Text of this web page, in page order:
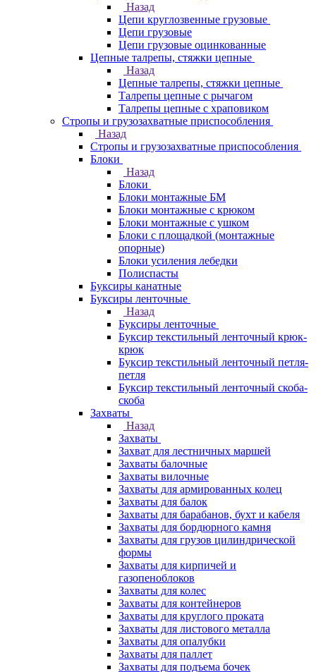
Назад
Цепи круглозвенные грузовые
Цепи грузовые
Цепи грузовые оцинкованные
Цепные талрепы, стяжки цепные
Назад
Цепные талрепы, стяжки цепные
Талрепы цепные с рычагом
Талрепы цепные с храповиком
Стропы и грузозахватные приспособления
Назад
Стропы и грузозахватные приспособления
Блоки
Назад
Блоки
Блоки монтажные БМ
Блоки монтажные с крюком
Блоки монтажные с ушком
Блоки с площадкой (монтажные
опорные)
Блоки усиления лебедки
Полиспасты
Буксиры канатные
Буксиры ленточные
Назад
Буксиры ленточные
Буксир текстильный ленточный крюк-
крюк
Буксир текстильный ленточный петля-
петля
Буксир текстильный ленточный скоба-
скоба
Захваты
Назад
Захваты
Захват для лестничных маршей
Захваты балочные
Захваты вилочные
Захваты для армированных колец
Захваты для балок
Захваты для барабанов, бухт и кабеля
Захваты для бордюрного камня
Захваты для грузов цилиндрической
формы
Захваты для кирпичей и
газопеноблоков
Захваты для колес
Захваты для контейнеров
Захваты для круглого проката
Захваты для листового металла
Захваты для опалубки
Захваты для паллет
Захваты для подъема бочек